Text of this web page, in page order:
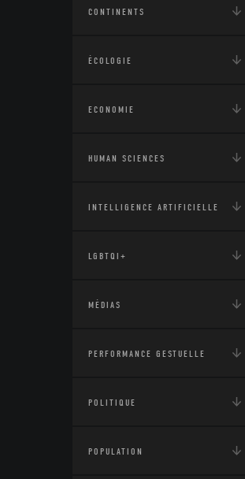
CONTINENTS
ÉCOLOGIE
ECONOMIE
HUMAN SCIENCES
INTELLIGENCE ARTIFICIELLE
LGBTQI+
MÉDIAS
PERFORMANCE GESTUELLE
POLITIQUE
POPULATION